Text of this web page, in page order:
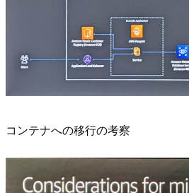
コンテナへの移行の考察